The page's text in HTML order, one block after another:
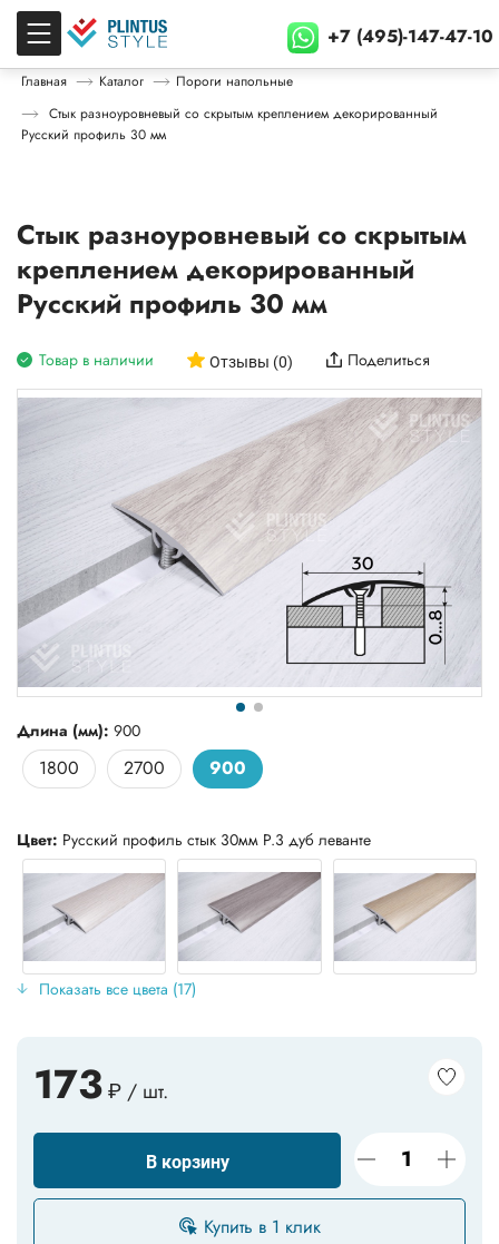
+7 (495)-147-47-10
Главная Каталог
Пороги напольные
Стык разноуровневый со скрытым креплением декорированный
Русский профиль 30 мм
Стык разноуровневый со скрытым
креплением декорированный
Русский профиль 30 мм
Товар в наличии Отзывы (0) Поделиться
Длина (мм): 900
1800 2700 900
Цвет: Русский профиль стык 30мм Р.3 дуб леванте
Показать все цвета (17)
173₽ / шт.
В корзину
Купить в 1 клик